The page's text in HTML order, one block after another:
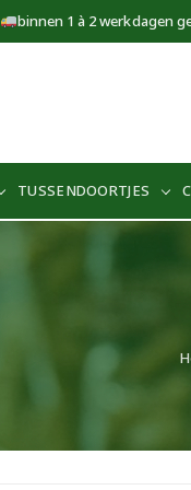
binnen 1 à 2 werkdagen
TUSSENDOORTJES